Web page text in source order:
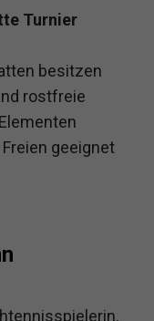
Turnier
besitzen
rostfreie
geeignet